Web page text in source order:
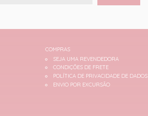
COMPRAS
SEJA UMA REVENDEDORA
CONDIÇÕES DE FRETE
POLÍTICA DE PRIVACIDADE DE DADOS
ENVIO POR EXCURSÃO